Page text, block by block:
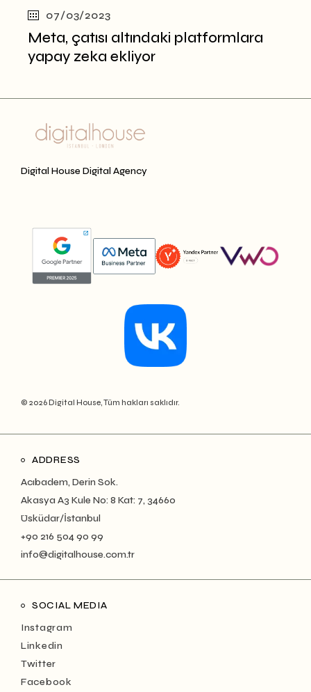
07/03/2023
Meta, çatısı altındaki platformlara
yapay zeka ekliyor
Digital House Digital Agency
© 2026 Digital House, Tüm hakları saklıdır.
ADDRESS
Acıbadem, Derin Sok.
Akasya A3 Kule No: 8 Kat: 7, 34660
Üsküdar/İstanbul
+90 216 504 90 99
info@digitalhouse.com.tr
SOCIAL MEDIA
Instagram
Linkedin
Twitter
Facebook